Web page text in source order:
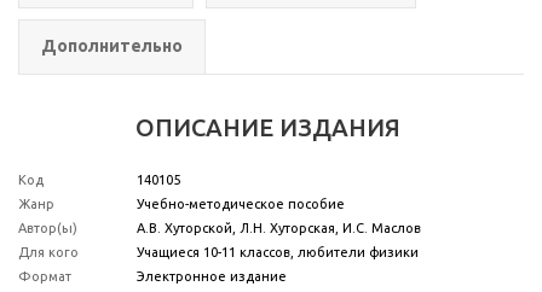
Дополнительно
ОПИСАНИЕ ИЗДАНИЯ
Код
140105
Жанр
Учебно-методическое пособие
Автор(ы)
А.В. Хуторской, Л.Н. Хуторская, И.С. Маслов
Для кого
Учащиеся 10-11 классов, любители физики
Формат
Электронное издание